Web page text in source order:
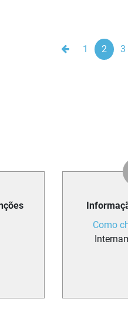
Anterior
1 2 3
Como